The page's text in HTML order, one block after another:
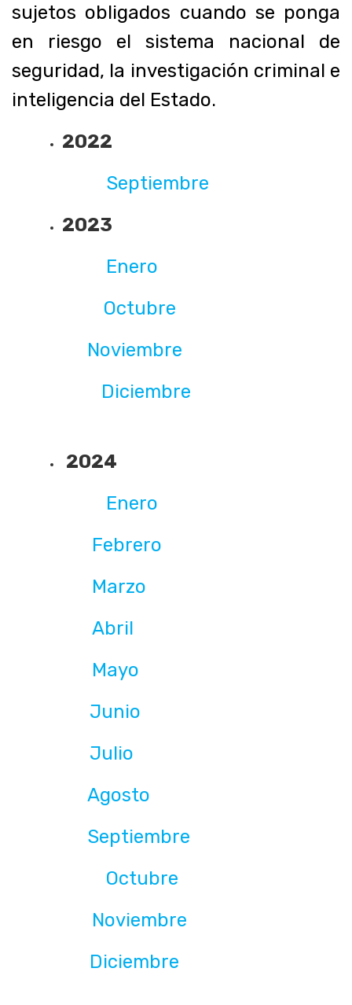
sujetos obligados cuando se ponga
en riesgo el sistema nacional de
seguridad, la investigación criminal e
inteligencia del Estado.
2022
Septiembre
2023
Enero
Octubre
Noviembre
Diciembre
2024
Enero
Febrero
Marzo
Abril
Mayo
Junio
Julio
Agosto
Septiembre
Octubre
Noviembre
Diciembre